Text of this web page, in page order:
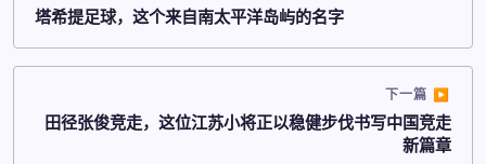
塔希提足球，这个来自南太平洋岛屿的名字
下一篇
田径张俊竞走，这位江苏小将正以稳健步伐书写中国竞走
新篇章